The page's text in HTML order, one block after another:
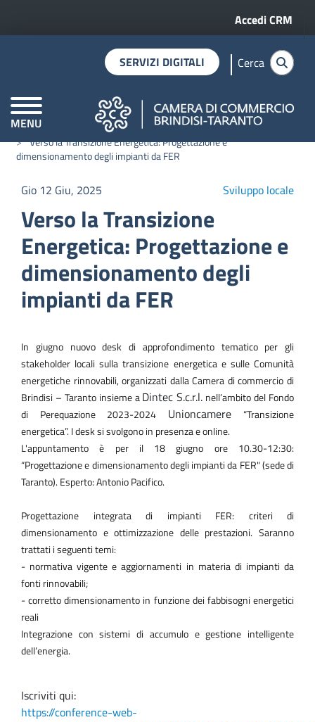
Menu
Accedi CRM
MENU
CAMERE DI COMMERCIO D'ITALIA
SERVIZI DIGITALI Cerca
Home
Verso la Transizione Energetica: Progettazione e
dimensionamento degli impianti da FER
Gio 12 Giu, 2025
Verso la Transizione
Energetica: Progettazione e
dimensionamento degli
impianti da FER
Sviluppo locale
In giugno nuovo desk di approfondimento tematico per gli
stakeholder locali sulla transizione energetica e sulle Comunità
energetiche rinnovabili, organizzati dalla Camera di commercio di
Brindisi – Taranto insieme a Dintec S.c.r.l. nell’ambito del Fondo
di Perequazione 2023-2024
Unioncamere
“Transizione
energetica”. I desk si svolgono in presenza e online.
L'appuntamento è per il 18 giugno ore 10.30-12:30:
“Progettazione e dimensionamento degli impianti da FER" (sede di
Taranto). Esperto: Antonio Pacifico.
Progettazione integrata di impianti FER: criteri di
dimensionamento e ottimizzazione delle prestazioni. Saranno
trattati i seguenti temi:
- normativa vigente e aggiornamenti in materia di impianti da
fonti rinnovabili;
- corretto dimensionamento in funzione dei fabbisogni energetici
reali
Integrazione con sistemi di accumulo e gestione intelligente
dell’energia.
Iscriviti qui:
https://conference-web-